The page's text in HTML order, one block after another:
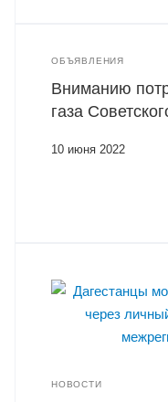
ОБЪЯВЛЕНИЯ
Вниманию
газа
10 июня 2022
НОВОСТИ